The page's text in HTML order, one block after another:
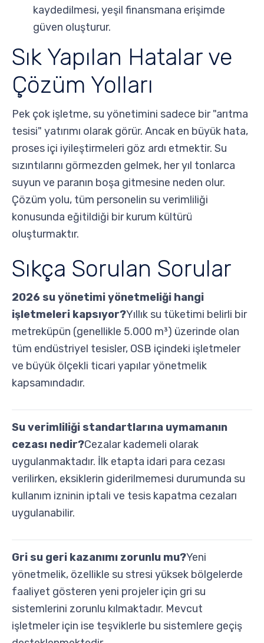
kaydedilmesi, yeşil finansmana erişimde
güven oluşturur.
Sık Yapılan Hatalar ve
Çözüm Yolları
Pek çok işletme, su yönetimini sadece bir "arıtma
tesisi" yatırımı olarak görür. Ancak en büyük hata,
proses içi iyileştirmeleri göz ardı etmektir. Su
sızıntılarını görmezden gelmek, her yıl tonlarca
suyun ve paranın boşa gitmesine neden olur.
Çözüm yolu, tüm personelin su verimliliği
konusunda eğitildiği bir kurum kültürü
oluşturmaktır.
Sıkça Sorulan Sorular
2026 su yönetimi yönetmeliği hangi
işletmeleri kapsıyor?Yıllık su tüketimi belirli bir
metreküpün (genellikle 5.000 m³) üzerinde olan
tüm endüstriyel tesisler, OSB içindeki işletmeler
ve büyük ölçekli ticari yapılar yönetmelik
kapsamındadır.
Su verimliliği standartlarına uymamanın
cezası nedir?Cezalar kademeli olarak
uygulanmaktadır. İlk etapta idari para cezası
verilirken, eksiklerin giderilmemesi durumunda su
kullanım izninin iptali ve tesis kapatma cezaları
uygulanabilir.
Gri su geri kazanımı zorunlu mu?Yeni
yönetmelik, özellikle su stresi yüksek bölgelerde
faaliyet gösteren yeni projeler için gri su
sistemlerini zorunlu kılmaktadır. Mevcut
işletmeler için ise teşviklerle bu sistemlere geçiş